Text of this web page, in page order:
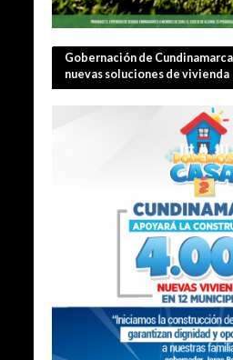
Gobernación de Cundinamarca
nuevas soluciones de vivienda